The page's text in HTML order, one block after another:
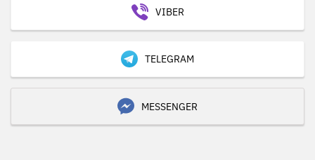
VIBER
TELEGRAM
MESSENGER